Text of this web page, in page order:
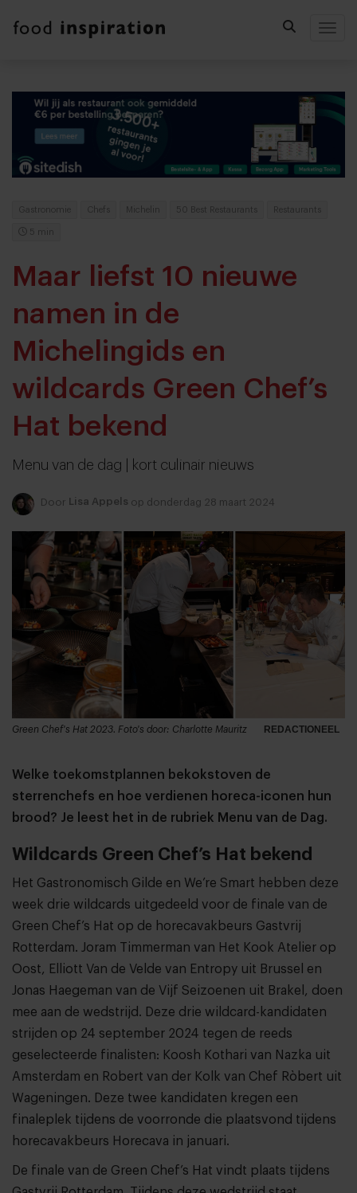
Gastronomie Chefs Michelin 50 Best Restaurants Restaurants
5 min
Maar liefst 10 nieuwe
namen in de
Michelingids en
wildcards Green Chef’s
Hat bekend
Menu van de dag | kort culinair nieuws
Door Lisa Appels op donderdag 28 maart 2024
REDACTIONEEL
Green Chef's Hat 2023. Foto's door: Charlotte Mauritz
Welke toekomstplannen bekokstoven de
sterrenchefs en hoe verdienen horeca-iconen hun
brood? Je leest het in de rubriek Menu van de Dag.
Wildcards Green Chef’s Hat bekend
Het Gastronomisch Gilde en We’re Smart hebben deze
week drie wildcards uitgedeeld voor de finale van de
Green Chef’s Hat op de horecavakbeurs Gastvrij
Rotterdam. Joram Timmerman van Het Kook Atelier op
Oost, Elliott Van de Velde van Entropy uit Brussel en
Jonas Haegeman van de Vijf Seizoenen uit Brakel, doen
mee aan de wedstrijd. Deze drie wildcard-kandidaten
strijden op 24 september 2024 tegen de reeds
geselecteerde finalisten: Koosh Kothari van Nazka uit
Amsterdam en Robert van der Kolk van Chef Ròbert uit
Wageningen. Deze twee kandidaten kregen een
finaleplek tijdens de voorronde die plaatsvond tijdens
horecavakbeurs Horecava in januari.
De finale van de Green Chef’s Hat vindt plaats tijdens